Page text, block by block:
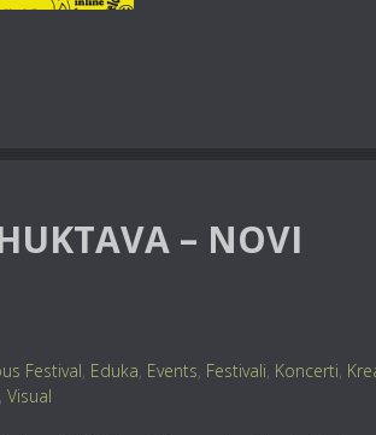
– NOVI
Festival Eduka Events Festivali Koncerti
Visual